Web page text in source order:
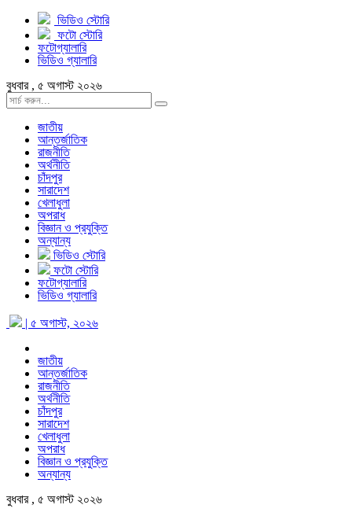
ভিডিও স্টোরি
ফটো স্টোরি
ফটোগ্যালারি
ভিডিও গ্যালারি
বুধবার , ৫ অগাস্ট ২০২৬
জাতীয়
আন্তর্জাতিক
রাজনীতি
অর্থনীতি
চাঁদপুর
সারাদেশ
খেলাধুলা
অপরাধ
বিজ্ঞান ও প্রযুক্তি
অন্যান্য
ভিডিও স্টোরি
ফটো স্টোরি
ফটোগ্যালারি
ভিডিও গ্যালারি
| ৫ অগাস্ট, ২০২৬
জাতীয়
আন্তর্জাতিক
রাজনীতি
অর্থনীতি
চাঁদপুর
সারাদেশ
খেলাধুলা
অপরাধ
বিজ্ঞান ও প্রযুক্তি
অন্যান্য
বুধবার , ৫ অগাস্ট ২০২৬